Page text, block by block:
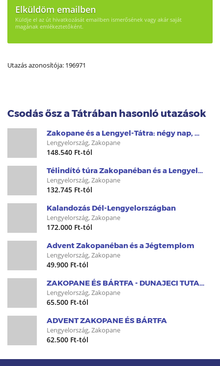
Elküldöm emailben
Küldje el az út hivatkozását emailben ismerősének vagy akár saját
magának emlékeztetőként.
Utazás azonosítója: 196971
Csodás ősz a Tátrában hasonló utazások
Zakopane és a Lengyel-Tátra: négy nap, megannyi élmény
Lengyelország, Zakopane
148.540 Ft-tól
Télindító túra Zakopanéban és a Lengyel-Tátrában
Lengyelország, Zakopane
132.745 Ft-tól
Kalandozás Dél-Lengyelországban
Lengyelország, Zakopane
172.000 Ft-tól
Advent Zakopanéban és a Jégtemplom
Lengyelország, Zakopane
49.900 Ft-tól
ZAKOPANE ÉS BÁRTFA - DUNAJECI TUTAJOZÁSSAL - LENGYELORSZÁG UTAZÁS BUSSZAL
Lengyelország, Zakopane
65.500 Ft-tól
ADVENT ZAKOPANE ÉS BÁRTFA
Lengyelország, Zakopane
62.500 Ft-tól